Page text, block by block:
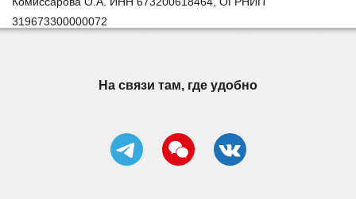
319673300000072
На связи там, где удобно